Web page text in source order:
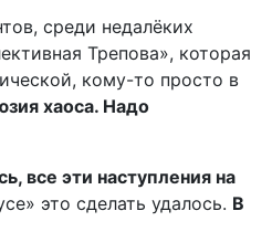
среди недалёких
Трепова», которая
кому-то просто в
хаоса. Надо
все эти наступления на
это сделать удалось. В